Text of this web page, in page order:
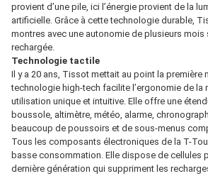
provient d’une pile, ici l’énergie provient de la
artificielle. Grâce à cette technologie durable,
montres avec une autonomie de plusieurs mois
rechargée.
Technologie tactile
Il y a 20 ans, Tissot mettait au point la première
technologie high-tech facilite l’ergonomie de la
utilisation unique et intuitive. Elle offre une
boussole, altimètre, météo, alarme,
beaucoup de poussoirs et de sous-menus
Tous les composants électroniques de la T-
basse consommation. Elle dispose de cellules
dernière génération qui suppriment les